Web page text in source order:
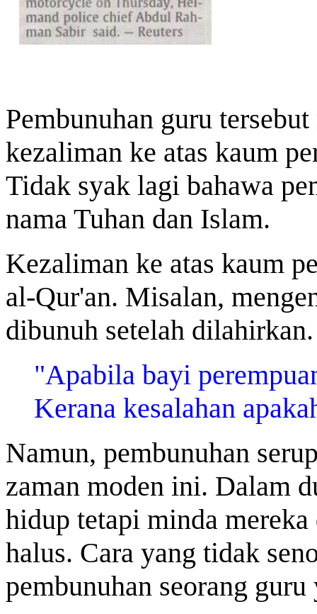
Pembunuhan guru
kezaliman ke atas kaum
Tidak syak lagi bahawa
nama Tuhan dan Islam.
Kezaliman ke atas kaum
al-Qur'an. Misalan,
dibunuh setelah
"Apabila bayi
Kerana kesalahan
Namun, pembunuhan
zaman moden ini. Dalam
hidup tetapi minda
halus. Cara yang tidak
pembunuhan seorang